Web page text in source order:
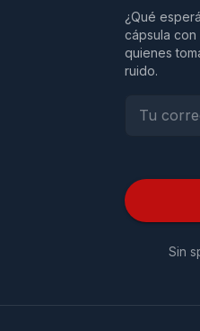
¿Qué
cápsula con
quienes
ruido.
Sin